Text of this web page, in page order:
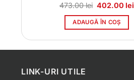
473.00lei Prețul
a
fost:
402.00lei
ADAUGĂ ÎN COȘ
LINK-URI UTILE